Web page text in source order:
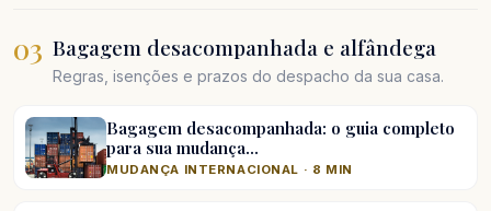
03 Bagagem desacompanhada e alfândega
Regras, isenções e prazos do despacho da sua casa.
Bagagem desacompanhada: o guia completo
para sua mudança…
MUDANÇA INTERNACIONAL · 8 MIN